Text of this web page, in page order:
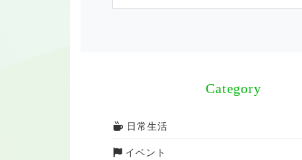
Category
日常生活
イベント